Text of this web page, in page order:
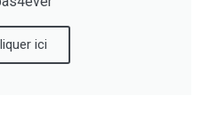
ici